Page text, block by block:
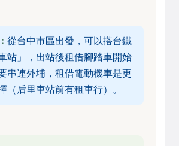
從台中市區出發，可以搭台鐵
站」，出站後租借腳踏車開始
串連外埔，租借電動機車是更
（后里車站前有租車行）。